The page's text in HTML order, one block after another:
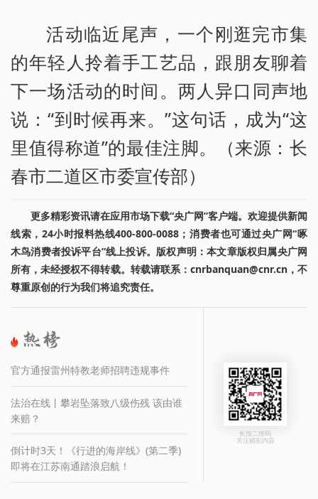
活动临近尾声，一个刚逛完市集
的年轻人拎着手工艺品，跟朋友聊着
下一场活动的时间。两人异口同声地
说：“到时候再来。”这句话，成为“这
里值得称道”的最佳注脚。（来源：长
春市二道区市委宣传部）
更多精彩资讯请在应用市场下载“央广网”客户端。欢迎提供新闻
线索，24小时报料热线400-800-0088；消费者也可通过央广网“啄
木鸟消费者投诉平台”线上投诉。版权声明：本文章版权归属央广网
所有，未经授权不得转载。转载请联系：cnrbanquan@cnr.cn，不
尊重原创的行为我们将追究责任。
官方通报雷州特教老师招聘违规事件
法治在线丨攀岩坠落致八级伤残 该由谁
来赔？
倒计时3天！《行进的海岸线》(第二季)
即将在江苏南通踏浪启航！
长按二维码
关注精彩内容